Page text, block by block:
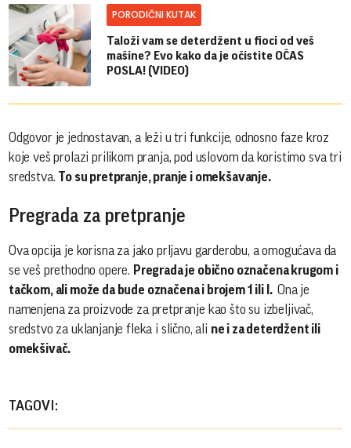
PORODIČNI KUTAK
Taloži vam se deterdžent u fioci od veš
mašine? Evo kako da je očistite OČAS
POSLA! (VIDEO)
Odgovor je jednostavan, a leži u tri funkcije, odnosno faze kroz
koje veš prolazi prilikom pranja, pod uslovom da koristimo sva tri
sredstva. To su pretpranje, pranje i omekšavanje.
Pregrada za pretpranje
Ova opcija je korisna za jako prljavu garderobu, a omogućava da
se veš prethodno opere. Pregrada je obično označena krugom i
tačkom, ali može da bude označena i brojem 1 ili I. Ona je
namenjena za proizvode za pretpranje kao što su izbeljivač,
sredstvo za uklanjanje fleka i slično, ali ne i za deterdžent ili
omekšivač.
TAGOVI: